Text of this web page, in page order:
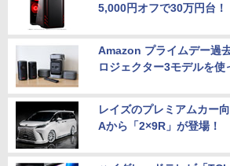
5,000円オフで30万円台！
Amazon プライムデー過
ロジェクター3モデルを使
レイズのプレミアムカー
Aから「2×9R」が登場！